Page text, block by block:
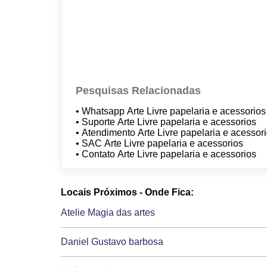
Pesquisas Relacionadas
• Whatsapp Arte Livre papelaria e acessorios
• Suporte Arte Livre papelaria e acessorios
• Atendimento Arte Livre papelaria e
• SAC Arte Livre papelaria e acessorios
• Contato Arte Livre papelaria e acessorios
Locais Próximos - Onde Fica:
Atelie Magia das artes
Daniel Gustavo barbosa